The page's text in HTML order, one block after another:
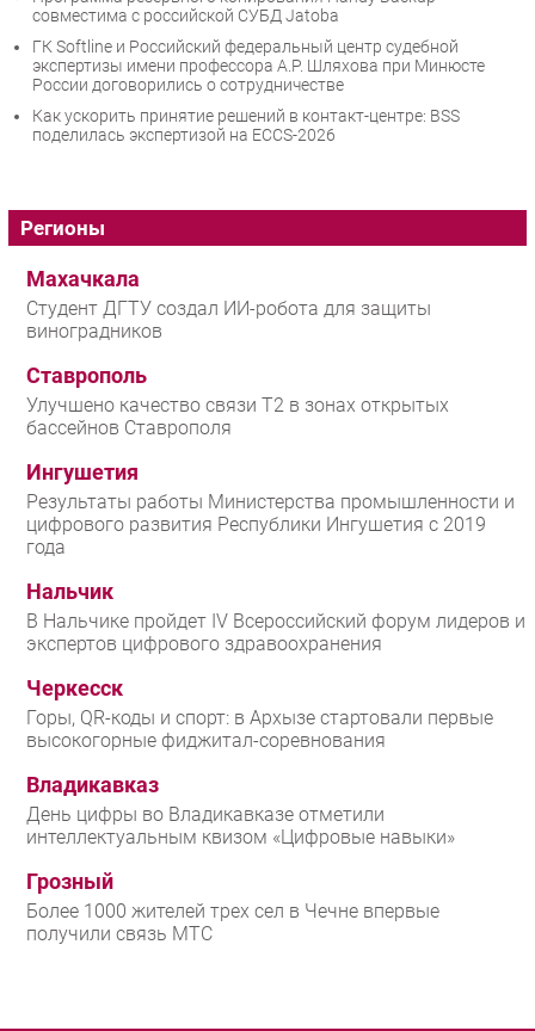
совместима с российской СУБД Jatoba
ГК Softline и Российский федеральный центр судебной
экспертизы имени профессора А.Р. Шляхова при Минюсте
России договорились о сотрудничестве
Как ускорить принятие решений в контакт-центре: BSS
поделилась экспертизой на ECCS-2026
Регионы
Махачкала
Студент ДГТУ создал ИИ-робота для защиты
виноградников
Ставрополь
Улучшено качество связи T2 в зонах открытых
бассейнов Ставрополя
Ингушетия
Результаты работы Министерства промышленности и
цифрового развития Республики Ингушетия с 2019
года
Нальчик
В Нальчике пройдет IV Всероссийский форум лидеров и
экспертов цифрового здравоохранения
Черкесск
Горы, QR-коды и спорт: в Архызе стартовали первые
высокогорные фиджитал-соревнования
Владикавказ
День цифры во Владикавказе отметили
интеллектуальным квизом «Цифровые навыки»
Грозный
Более 1000 жителей трех сел в Чечне впервые
получили связь МТС